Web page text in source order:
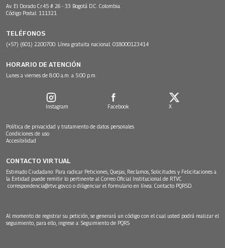
Av. El Dorado Cr.45 # 26 - 33 Bogotá D.C. Colombia.
Código Postal: 111321
TELÉFONOS
(+57) (601) 2200700. Línea gratuita nacional: 018000123414
HORARIO DE ATENCIÓN
Lunes a viernes de 8:00 a.m. a 5:00 p.m.
Instagram Facebook X
Política de privacidad y tratamiento de datos personales
Condiciones de uso
Accesibilidad
CONTACTO VIRTUAL
Estimado Ciudadano: Para radicar Peticiones, Quejas, Reclamos, Solicitudes y Felicitaciones a
la Entidad puede remitir lo pertinente al Correo Oficial Institucional de RTVC
correspondencia@rtvc.gov.co o diligenciar el formulario en línea: Contacto PQRSD.
Al momento de registrar su petición, se generará un código con el cual usted podrá realizar el
seguimiento, para ello, ingrese a: Seguimiento de PQRS